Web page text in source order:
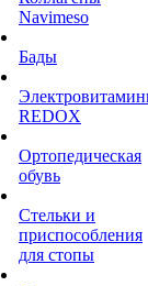
Navimeso
Бады
REDOX
Ортопедическая
обувь
Стельки и
приспособления
для стопы